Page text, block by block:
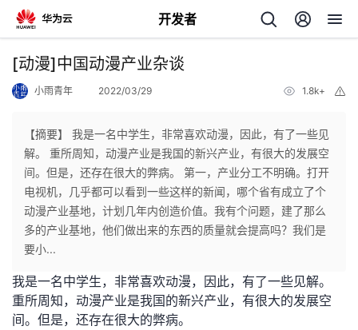
开发者
返
个
人
页
我
开
[动漫]中国动漫产业杂谈
小雨青年 2022/03/29 1.8k+
【摘要】 我是一名中学生，非常喜欢动漫，因此，有了一些见
解。 重所周知，动漫产业是我国的新兴产业，有很大的发展空
间。但是，还存在很大的弊病。 第一，产业分工不明确。打开
电视机，几乎都可以看到一些这样的新闻，哪个省有成立了个
动漫产业基地，计划几年内创造价值。我有个问题，建了那么
多的产业基地，他们做出来的东西的质量就会提高吗？我们是
要小...
我是一名中学生，非常喜欢动漫，因此，有了一些见解。
重所周知，动漫产业是我国的新兴产业，有很大的发展空
间。但是，还存在很大的弊病。